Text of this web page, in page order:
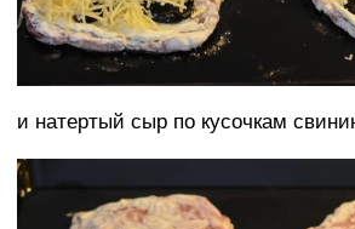
и натертый сыр по кусочкам